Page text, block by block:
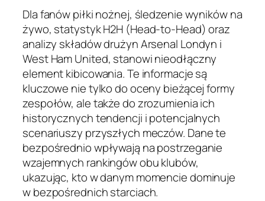
Dla fanów piłki nożnej, śledzenie wyników na
żywo, statystyk H2H (Head-to-Head) oraz
analizy składów drużyn Arsenal Londyn i
West Ham United, stanowi nieodłączny
element kibicowania. Te informacje są
kluczowe nie tylko do oceny bieżącej formy
zespołów, ale także do zrozumienia ich
historycznych tendencji i potencjalnych
scenariuszy przyszłych meczów. Dane te
bezpośrednio wpływają na postrzeganie
wzajemnych rankingów obu klubów,
ukazując, kto w danym momencie dominuje
w bezpośrednich starciach.